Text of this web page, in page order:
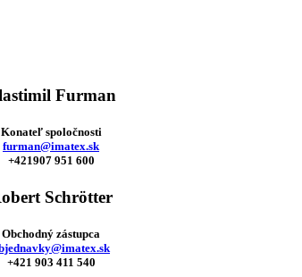
Furman
Konateľ spoločnosti
furman@imatex.sk
+421907 951 600
Schrötter
Obchodný zástupca
+421 903 411 540